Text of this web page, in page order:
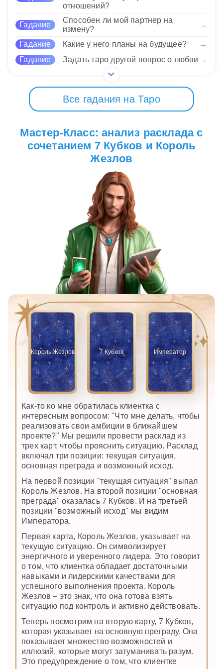
чтобы избежать разочарований в будущем.
Нравится
отношений?
Гадание
Способен ли мой партнер на
измену?
→
Гадание Какие у него планы на будущее?
→
Гадание
Задать таро другой вопрос о любви →
Все гадания на Таро
Мастер-Класс: анализ расклада с
сочетанием 7 Кубков и Король
Жезлов
Король Жезлов 7 Кубков Император
Как-то ко мне обратилась клиентка с
интересным вопросом: "Что мне делать, чтобы
реализовать свои амбиции в ближайшем
проекте?" Мы решили провести расклад из
трех карт, чтобы прояснить ситуацию. Расклад
включал три позиции: текущая ситуация,
основная преграда и возможный исход.
На первой позиции "текущая ситуация" выпал
Король Жезлов. На второй позиции "основная
преграда" оказалась 7 Кубков. И на третьей
позиции "возможный исход" мы видим
Императора.
Первая карта, Король Жезлов, указывает на
текущую ситуацию. Он символизирует
энергичного и уверенного лидера. Это говорит
о том, что клиентка обладает достаточными
навыками и лидерскими качествами для
успешного выполнения проекта. Король
Жезлов – это знак, что она готова взять
ситуацию под контроль и активно действовать.
Теперь посмотрим на вторую карту, 7 Кубков,
которая указывает на основную преграду. Она
показывает множество возможностей и
иллюзий, которые могут затуманивать разум.
Это предупреждение о том, что клиентке